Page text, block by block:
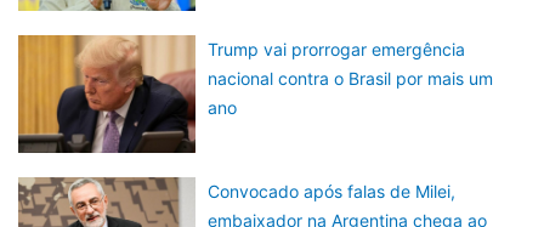
Trump vai prorrogar emergência
nacional contra o Brasil por mais um
ano
Convocado após falas de Milei,
embaixador na Argentina chega ao